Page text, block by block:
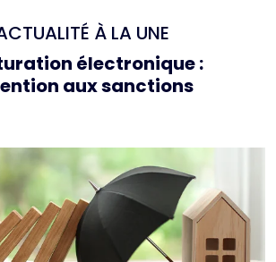
À LA UNE
électronique :
aux sanctions